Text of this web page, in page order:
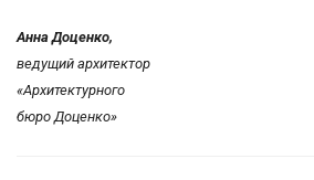
Анна Доценко,
ведущий архитектор
«Архитектурного
бюро Доценко»